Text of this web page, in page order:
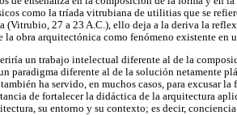
como la tríada vitrubiana de utilitias que se
(Vitrubio, 27 a 23 A.C.), ello deja a la deriva la
la obra arquitectónica como fenómeno existente en
un trabajo intelectual diferente al de la
paradigma diferente al de la solución netamente
ha servido, en muchos casos, para excusar
de fortalecer la didáctica de la arquitectura
su entorno y su contexto; es decir,